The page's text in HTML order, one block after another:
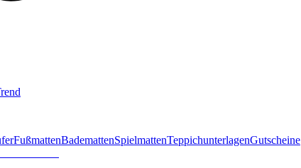
FußmattenBademattenSpielmattenTeppichunterlagenGutscheine